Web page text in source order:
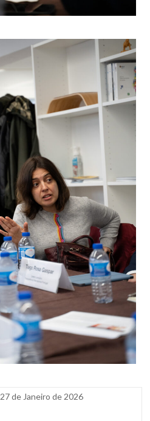
27 de Janeiro de 2026